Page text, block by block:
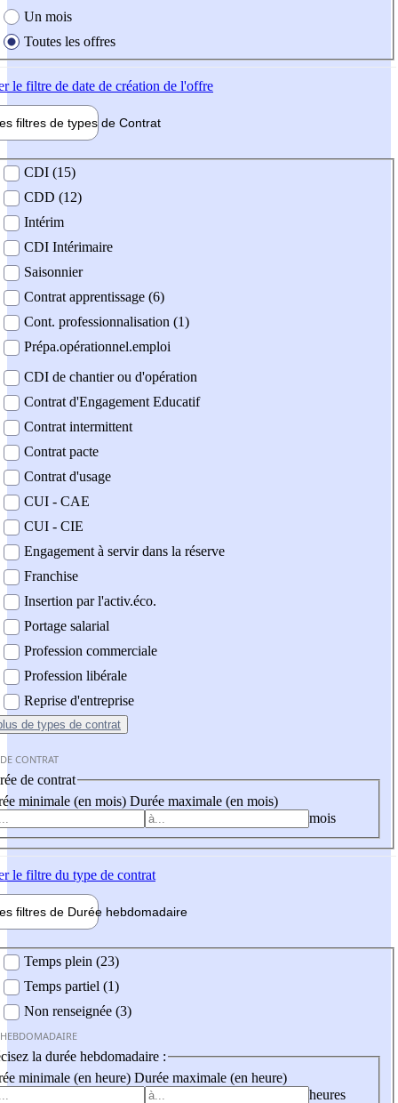
Un mois
Toutes les offres
le filtre de date de création de l'offre
filtres de types de Contrat
contrat
CDI (15)
CDD (12)
Intérim
CDI Intérimaire
Saisonnier
Contrat apprentissage (6)
Cont. professionnalisation (1)
Prépa.opérationnel.emploi
CDI de chantier ou d'opération
Contrat d'Engagement Educatif
Contrat intermittent
Contrat pacte
Contrat d'usage
CUI - CAE
CUI - CIE
Engagement à servir dans la réserve
Franchise
Insertion par l'activ.éco.
Portage salarial
Profession commerciale
Profession libérale
Reprise d'entreprise
de types de contrat
CONTRAT
de contrat
minimale (en mois) Durée maximale (en mois)
mois
le filtre du type de contrat
filtres de Durée hebdomadaire
Temps plein (23)
Temps partiel (1)
Non renseignée (3)
la durée hebdomadaire :
minimale (en heure) Durée maximale (en heure)
heures